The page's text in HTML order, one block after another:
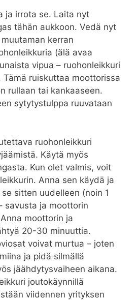
ja irrota se. Laita nyt
tähän aukkoon. Vedä nyt
kerran
(älä avaa
vipua – ruohonleikkuri
Tämä ruiskuttaa moottorissa
rullaan tai kankaaseen.
sytytystulppa ruuvataan
ruohonleikkuri
Käytä myös
Kun olet valmis, voit
Anna sen käydä ja
sitten uudelleen (noin 1
savusta ja moottorin
moottorin ja
20-30 minuuttia.
voivat murtua – joten
ja pidä silmällä
jäähdytysvaiheen aikana.
joutokäynnillä
viidennen yrityksen